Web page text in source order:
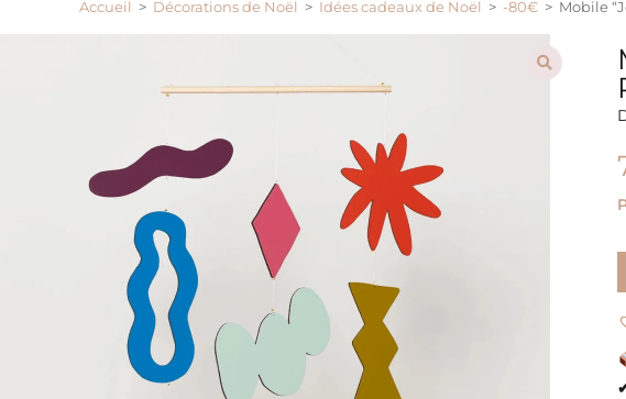
Accueil > Décorations de Noël > Idées cadeaux de Noël > -80€ > Mobile